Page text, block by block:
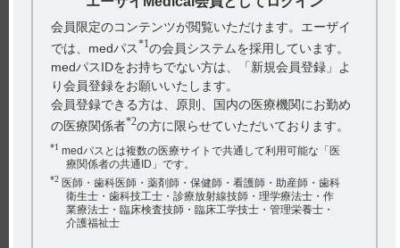
戻る
関連するQ&A
【ニトロール・錠】 用法及び用量について教えてくださ
い。
【ニトロール・錠】 服用にあたり注意することはありま
すか（定期検査の実施など）？
【ニトロール・錠・スプレー・Rカプセル】 警告とその設
会員限定のコンテンツが閲覧いただけます。エーザイ
では、medパス*1の会員システムを採用しています。
medパスIDをお持ちでない方は、「新規会員登録」よ
り会員登録をお願いいたします。
会員登録できる方は、原則、国内の医療機関にお勤め
の医療関係者*2の方に限らせていただいております。
*1 medパスとは複数の医療サイトで共通して利用可能な「医
療関係者の共通ID」です。
*2 医師・歯科医師・薬剤師・保健師・看護師・助産師・歯科
衛生士・歯科技工士・診療放射線技師・理学療法士・作
業療法士・臨床検査技師・臨床工学技士・管理栄養士・
介護福祉士